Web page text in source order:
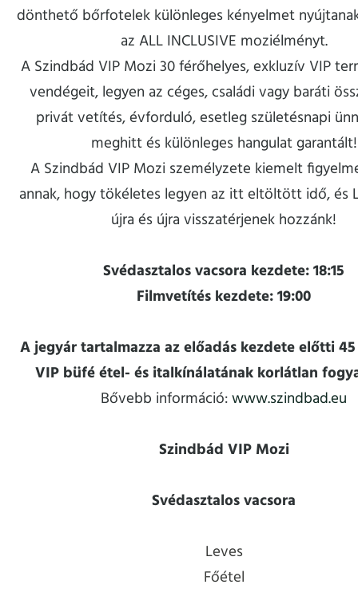
dönthető bőrfotelek különleges kényelmet
az ALL INCLUSIVE moziélményt.
A Szindbád VIP Mozi 30 férőhelyes, exkluzív VIP
vendégeit, legyen az céges, családi vagy baráti
privát vetítés, évforduló, esetleg születésnapi
meghitt és különleges hangulat garantált!
A Szindbád VIP Mozi személyzete kiemelt
annak, hogy tökéletes legyen az itt eltöltött idő, és
újra és újra visszatérjenek hozzánk!
Svédasztalos vacsora kezdete: 18:15
Filmvetítés kezdete: 19:00
A jegyár tartalmazza az előadás kezdete előtti
VIP büfé étel- és italkínálatának korlátlan
Bővebb információ:www.szindbad.eu
Szindbád VIP Mozi
Svédasztalos vacsora
Leves
Főétel